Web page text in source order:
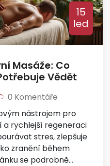
15
led
Masáže: Co
Vědět
0 Komentáře
nástrojem pro
a rychlejší regeneraci
stres, zlepšuje
zranění během
se podrobně